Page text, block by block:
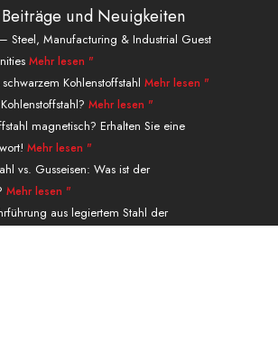
w
i
t
t
e
r
t
e
r
e
s
t
t
a
g
a
m
f
c
b
o
und Neuigkeiten
Steel, Manufacturing & Industrial Guest
Mehr lesen "
Kohlenstoffstahl Mehr lesen "
Mehr lesen "
magnetisch? Erhalten Sie eine
Mehr lesen "
vs. Gusseisen: Was ist der
Mehr lesen "
aus legiertem Stahl der